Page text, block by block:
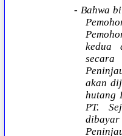
- Bahwa
kedua
akan
hutang
PT.